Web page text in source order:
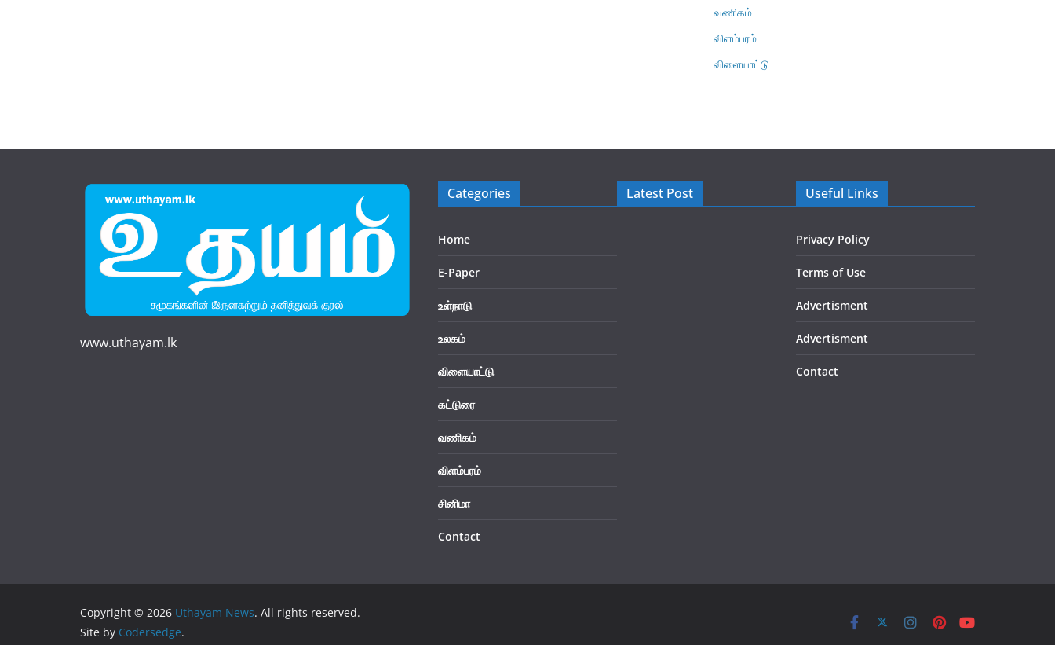
வணிகம்
விளம்பரம்
விளையாட்டு
www.uthayam.lk
Categories
Home
E-Paper
உள்நாடு
உலகம்
விளையாட்டு
கட்டுரை
வணிகம்
விளம்பரம்
சினிமா
Contact
Latest Post Useful Links
Privacy Policy
Terms of Use
Advertisment
Advertisment
Contact
Copyright © 2026 Uthayam News. All rights reserved.
Site by Codersedge.